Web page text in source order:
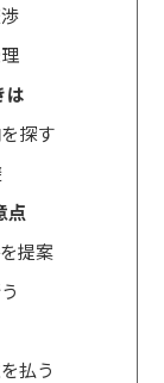
は
探す
点
提案
払う